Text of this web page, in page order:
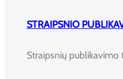
STRAIPSNIO
Straipsnių publikavimo